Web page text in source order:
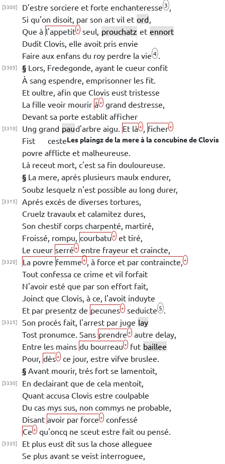
[3300] D'estre sorciere et forte enchanteresse 3 ,
Si qu'on disoit, par son art vil et ord,
Que à l'appetit+ seul, prouchatz et ennort
Dudit Clovis, elle avoit pris envie
Faire aux enfans du roy perdre la vie 4 .
[3305] § Lors, Fredegonde, ayant le cueur confit
À sang espendre, emprisonner les fit.
Et oultre, afin que Clovis eust tristesse
La fille veoir mourir à+ grand destresse,
Devant sa porte establit afficher
[3310] Ung grand paud'arbre aigu. Et là+ , ficher+
Les plaingz de la mere à la concubine deClovis
Fist ceste
povre afflicte et malheureuse.
Là receut mort, c'est sa fin douloureuse.
§ La mere, aprés plusieurs maulx endurer,
Soubz lesquelz n'est possible au long durer,
[3315] Aprés excés de diverses tortures,
Cruelz travaulx et calamitez dures,
Son chestif corps charpenté, martiré,
Froissé, rompu, courbatu + et tiré,
Le cueur serré + entre frayeur et craincte,
[3320] La povre femme + , à force et par contraincte, +
Tout confessa ce crime et vil forfait
N'avoir esté que par son effort fait,
Joinct que Clovis, à ce, l'avoit induyte
Et par presentz de pecunes+ seduicte 5 .
[3325] Son procés fait, l'arrest par juge lay
Tost pronumce. Sans prendre + autre delay,
Entre les mains du bourreau + fut baillee
Pour, dès+ ce jour, estre vifve bruslee.
§ Avant mourir, trés fort se lamentoit,
[3330]
En declairant que de cela mentoit,
Quant accusa Clovis estre coulpable
Du cas mys sus, non commys ne probable,
Disant avoir par force + confessé
Ce + qu'oncq ne sceut estre fait ou pensé.
[3335]
Et plus eust dit sus la chose alleguee
Se plus avant se veist interroguee,